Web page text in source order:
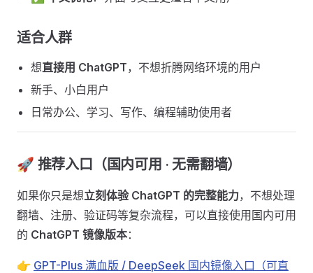
适合人群 ​
想直接用 ChatGPT，不想折腾网络环境的用户
新手、小白用户
日常办公、学习、写作、编程辅助使用者
🚀 推荐入口（国内可用 · 无需翻墙） ​
如果你只是想立刻体验 ChatGPT 的完整能力，不想处理
翻墙、注册、验证码等复杂流程，可以直接使用国内可用
的 ChatGPT 镜像版本：
👉 GPT-Plus 满血版 / DeepSeek 国内镜像入口（可直